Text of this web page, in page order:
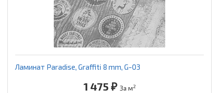
Ламинат Paradise, Graffiti 8 mm, G-03
1 475 ₽ За м2